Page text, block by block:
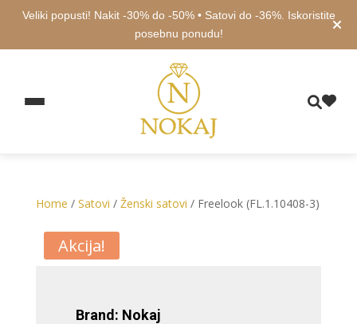
Veliki popusti! Nakit -30% do -50% • Satovi do -36%. Iskoristite
posebnu ponudu!
Home / Satovi / Ženski satovi / Freelook (FL.1.10408-3)
Akcija!
Brand: Nokaj